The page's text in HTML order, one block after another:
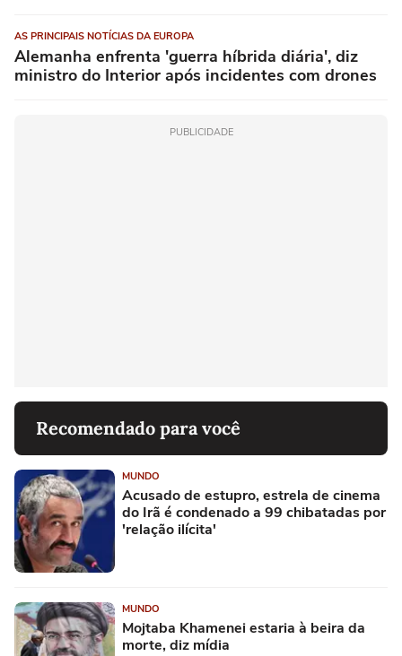
AS PRINCIPAIS NOTÍCIAS DA EUROPA
Alemanha enfrenta 'guerra híbrida diária', diz
ministro do Interior após incidentes com drones
PUBLICIDADE
Recomendado para você
MUNDO
Acusado de estupro, estrela de cinema
do Irã é condenado a 99 chibatadas por
'relação ilícita'
MUNDO
Mojtaba Khamenei estaria à beira da
morte, diz mídia